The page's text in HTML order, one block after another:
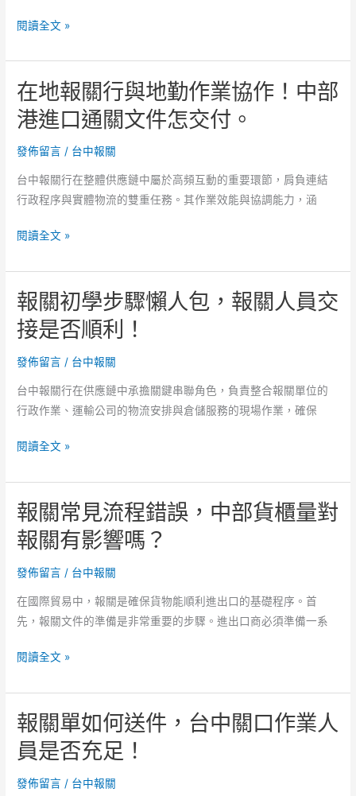
關
否
即
時
出
單。
報
費
用
怎
麼
談，
邊
報
資
換
效
率
高
嗎？
閱讀全文 »
在地報關行與地勤作業協作！中部
港進口通關文件怎交付。
發佈留言 / 台中報關
台中報關行在整體供應鏈中屬於高頻互動的重要環節，肩負連結
行政程序與實體物流的雙重任務。其作業效能與協調能力，涵
在
報
關
行
與
地
作
業
作！
港
進
口
通
關
文
怎
付。
閱讀全文 »
報關初學步驟懶人包，報關人員交
接是否順利！
發佈留言 / 台中報關
台中報關行在供應鏈中承擔關鍵串聯角色，負責整合報關單位的
行政作業、運輸公司的物流安排與倉儲服務的現場作業，確保
報
初
學
步
驟
懶
包，
報
人
接
是
否
順
閱讀全文 »
報關常見流程錯誤，中部貨櫃量對
報關有影響嗎？
發佈留言 / 台中報關
在國際貿易中，報關是確保貨物能順利進出口的基礎程序。首
先，報關文件的準備是非常重要的步驟。進出口商必須準備一系
報
常
見
流
程
錯
閱讀全文 »
報關單如何送件，台中關口作業人
員是否充足！
發佈留言 / 台中報關